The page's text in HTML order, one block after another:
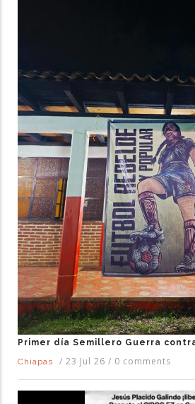
Primer día Semillero Guerra
Chiapas
/ 23 Jul 26 / 0 comments